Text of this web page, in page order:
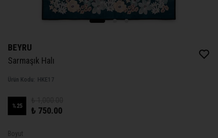
BEYRU
Sarmaşık Halı
Ürün Kodu: HKE17
%25 ₺ 750.00
Boyut